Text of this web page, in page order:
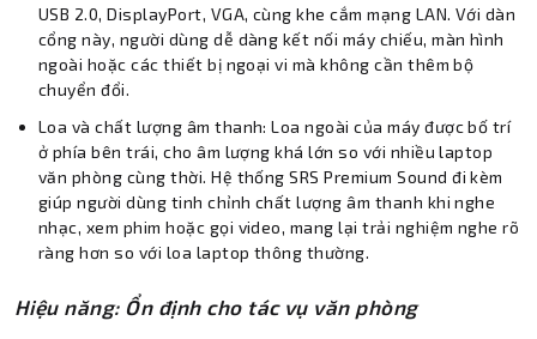
USB 2.0, DisplayPort, VGA, cùng khe cắm mạng LAN. Với dàn
cổng này, người dùng dễ dàng kết nối máy chiếu, màn hình
ngoài hoặc các thiết bị ngoại vi mà không cần thêm bộ
chuyển đổi.
Loa và chất lượng âm thanh: Loa ngoài của máy được bố trí
ở phía bên trái, cho âm lượng khá lớn so với nhiều laptop
văn phòng cùng thời. Hệ thống SRS Premium Sound đi kèm
giúp người dùng tinh chỉnh chất lượng âm thanh khi nghe
nhạc, xem phim hoặc gọi video, mang lại trải nghiệm nghe rõ
ràng hơn so với loa laptop thông thường.
Hiệu năng: Ổn định cho tác vụ văn phòng